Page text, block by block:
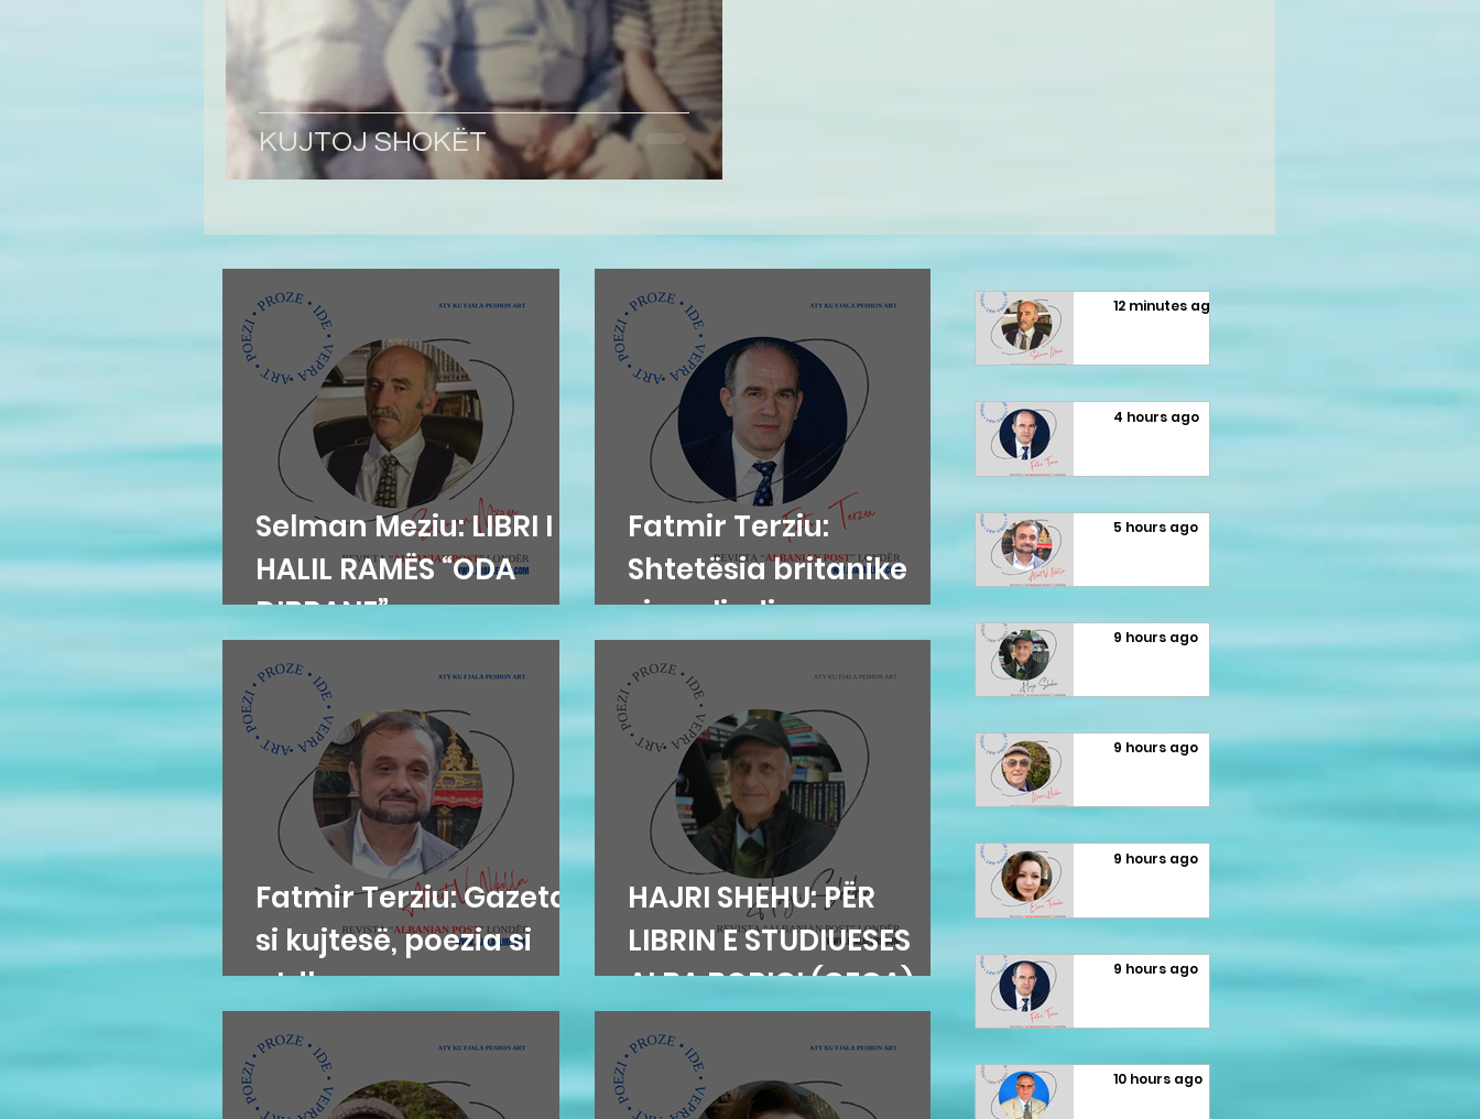
KUJTOJ SHOKËT
Selman Meziu: LIBRI I
HALIL RAMËS “ODA
DIBRANE”
Fatmir Terziu:
Shtetësia britanike
sipas lindjes
Fatmir Terziu: Gazetari
si kujtesë, poezia si
atdhe
HAJRI SHEHU: PËR
LIBRIN E STUDIUESES
ALBA BORIÇI (GEGA)
Selman
Meziu:
RAMËS
“ODA
DIBRANE
”
12 minutes ago
Fatmir
Terziu:
britanik
e sipas
lindjes
4 hours ago
Fatmir
Terziu:
kujtesë,
poezia si
atdhe
5 hours ago
HAJRI
SHEHU:
LIBRIN E
STUDIUE
SES
ALBA
BORIÇI
(GEGA)
9 hours ago
Elona
Tabaku:
gjethi"
9 hours ago
Meçan
Hoxha:
Qortim
me
dashuri
9 hours ago
Fatmir
Terziu:
9 hours ago
10 hours ago